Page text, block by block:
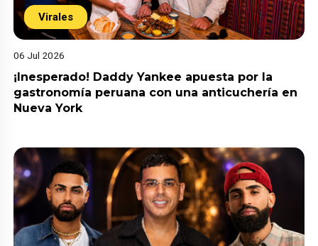
Virales
06 Jul 2026
¡Inesperado! Daddy Yankee apuesta por la
gastronomía peruana con una anticuchería en
Nueva York